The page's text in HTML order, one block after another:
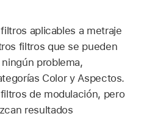
aplicables a metraje
filtros que se pueden
problema,
Color y Aspectos.
de modulación, pero
resultados